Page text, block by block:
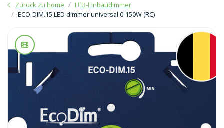
Zurück zu home
LED-Einbaudimmer
ECO-DIM.15 LED dimmer universal 0-150W (RC)